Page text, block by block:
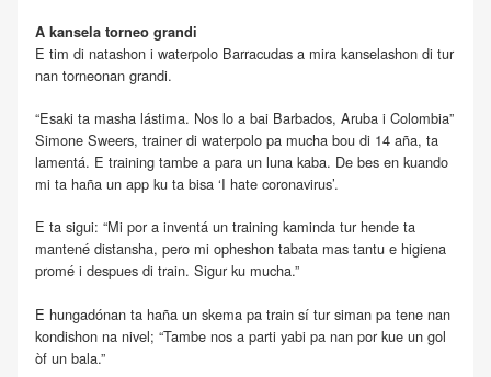
A kansela torneo grandi
E tim di natashon i waterpolo Barracudas a mira kanselashon di tur
nan torneonan grandi.
“Esaki ta masha lástima. Nos lo a bai Barbados, Aruba i Colombia”
Simone Sweers, trainer di waterpolo pa mucha bou di 14 aña, ta
lamentá. E training tambe a para un luna kaba. De bes en kuando
mi ta haña un app ku ta bisa ‘I hate coronavirus’.
E ta sigui: “Mi por a inventá un training kaminda tur hende ta
mantené distansha, pero mi opheshon tabata mas tantu e higiena
promé i despues di train. Sigur ku mucha.”
E hungadónan ta haña un skema pa train sí tur siman pa tene nan
kondishon na nivel; “Tambe nos a parti yabi pa nan por kue un gol
òf un bala.”